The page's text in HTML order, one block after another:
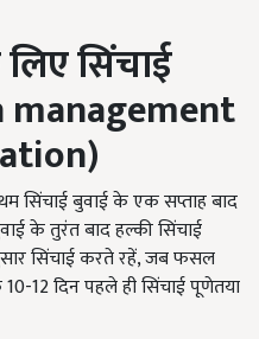
सिंचाई
सिंचाई बुवाई के एक सप्ताह बाद
के तुरंत बाद हल्की सिंचाई
सिंचाई करते रहें, जब फसल
12 दिन पहले ही सिंचाई पूणेतया